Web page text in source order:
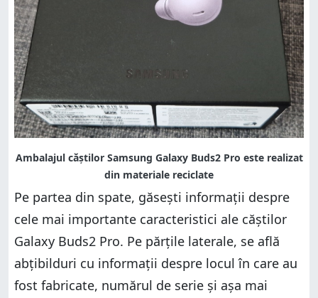
Pe partea din spate, găsești informații despre
cele mai importante caracteristici ale căștilor
Galaxy Buds2 Pro. Pe părțile laterale, se află
abțibilduri cu informații despre locul în care au
fost fabricate, numărul de serie și așa mai